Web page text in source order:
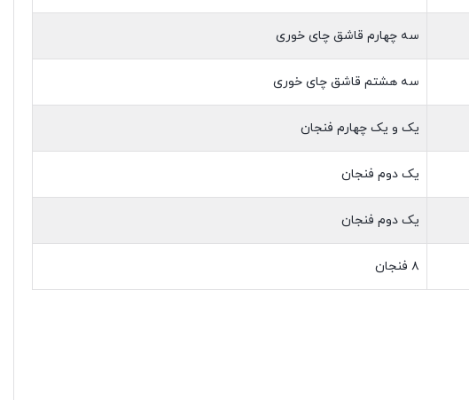
سه چهارم قاشق چای خوری
سه هشتم قاشق چای خوری
یک و یک چهارم فنجان
یک دوم فنجان
یک دوم فنجان
۸ فنجان